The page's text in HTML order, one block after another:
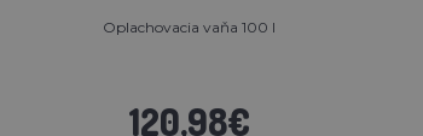
Oplachovacia vaňa 100 l
120,98€